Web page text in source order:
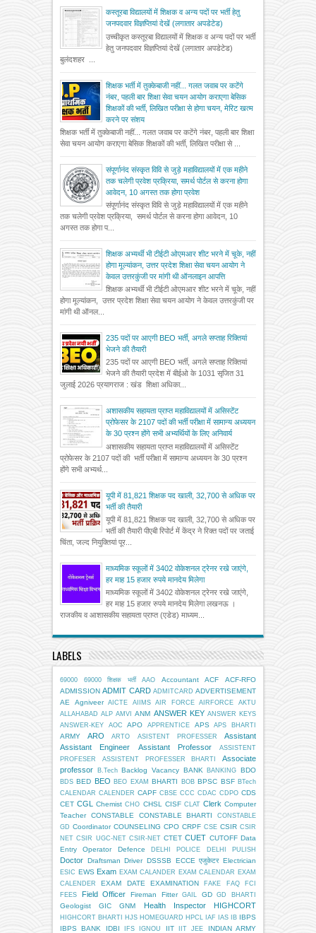
कस्तूरबा विद्यालयों में शिक्षक व अन्य पदों पर भर्ती हेतु
जनपदवार विज्ञप्तियां देखें (लगातार अपडेटेड)
उच्चीकृत कस्तूरबा विद्यालयों में शिक्षक व अन्य पदों पर भर्ती
हेतु जनपदवार विज्ञप्तियां देखें (लगातार अपडेटेड)
बुलंदशहर ...
शिक्षक भर्ती में तुक्केबाजी नहीं... गलत जवाब पर कटेंगे
नंबर, पहली बार शिक्षा सेवा चयन आयोग कराएगा बेसिक
शिक्षकों की भर्ती, लिखित परीक्षा से होगा चयन, मेरिट खत्म
करने पर संशय
शिक्षक भर्ती में तुक्केबाजी नहीं... गलत जवाब पर कटेंगे नंबर, पहली बार शिक्षा
सेवा चयन आयोग कराएगा बेसिक शिक्षकों की भर्ती, लिखित परीक्षा से ...
संपूर्णानंद संस्कृत विवि से जुड़े महाविद्यालयों में एक महीने
तक चलेगी प्रवेश प्रक्रिया, समर्थ पोर्टल से करना होगा
आवेदन, 10 अगस्त तक होगा प्रवेश
संपूर्णानंद संस्कृत विवि से जुड़े महाविद्यालयों में एक महीने
तक चलेगी प्रवेश प्रक्रिया, समर्थ पोर्टल से करना होगा आवेदन, 10
अगस्त तक होगा प...
शिक्षक अभ्यर्थी भी टीईटी ओएमआर शीट भरने में चूके, नहीं
होगा मूल्यांकन, उत्तर प्रदेश शिक्षा सेवा चयन आयोग ने
केवल उत्तरकुंजी पर मांगी थी ऑनलाइन आपत्ति
शिक्षक अभ्यर्थी भी टीईटी ओएमआर शीट भरने में चूके, नहीं
होगा मूल्यांकन, उत्तर प्रदेश शिक्षा सेवा चयन आयोग ने केवल उत्तरकुंजी पर
मांगी थी ऑनल...
235 पदों पर आएगी BEO भर्ती, अगले सप्ताह रिक्तियां
भेजने की तैयारी
235 पदों पर आएगी BEO भर्ती, अगले सप्ताह रिक्तियां
भेजने की तैयारी प्रदेश में बीईओ के 1031 सृजित 31
जुलाई 2026 प्रयागराज : खंड शिक्षा अधिका...
अशासकीय सहायता प्राप्त महाविद्यालयों में असिस्टेंट
प्रोफेसर के 2107 पदों की भर्ती परीक्षा में सामान्य अध्ययन
के 30 प्रश्न होंगे सभी अभ्यर्थियों के लिए अनिवार्य
अशासकीय सहायता प्राप्त महाविद्यालयों में असिस्टेंट
प्रोफेसर के 2107 पदों की भर्ती परीक्षा में सामान्य अध्ययन के 30 प्रश्न
होंगे सभी अभ्यर्थ...
यूपी में 81,821 शिक्षक पद खाली, 32,700 से अधिक पर
भर्ती की तैयारी
यूपी में 81,821 शिक्षक पद खाली, 32,700 से अधिक पर
भर्ती की तैयारी पीएबी रिपोर्ट में केंद्र ने रिक्त पदों पर जताई
चिंता, जल्द नियुक्तियां पूर...
माध्यमिक स्कूलों में 3402 वोकेशनल ट्रेनर रखे जाएंगे,
हर माह 15 हजार रुपये मानदेय मिलेगा
माध्यमिक स्कूलों में 3402 वोकेशनल ट्रेनर रखे जाएंगे,
हर माह 15 हजार रुपये मानदेय मिलेगा लखनऊ ।
राजकीय व आशासकीय सहायता प्राप्त (एडेड) माध्यम...
LABELS
69000 69000 शिक्षक भर्ती AAO Accountant ACF
ACF-RFO
ADMISSION ADMIT CARD ADMITCARD ADVERTISEMENT
AE
Agniveer AICTE AIIMS AIR FORCE AIRFORCE
AKTU
ALLAHABAD ALP AMVI ANM ANSWER KEY ANSWER KEYS
ANSWER-KEY
AOC APO APPRENTICE APS APS BHARTI
ARMY ARO ARTO ASISTENT PROFESSER
Assistant
Assistant Engineer
Assistant Professor
ASSISTENT
PROFESER
ASSISTENT PROFESSER BHARTI
Associate
professor
B.Tech Backlog Vacancy BANK BANKING BDO
BDS BED BEO BEO EXAM BHARTI BOB BPSC BSF BTech
CALENDAR CALENDER CAPF CBSE CCC CDAC CDPO CDS
CET CGL Chemist CHO CHSL CISF CLAT Clerk Computer
Teacher
CONSTABLE CONSTABLE BHARTI
CONSTABLE
GD Coordinator COUNSELING CPO CRPF CSE CSIR CSIR
NET CSIR UGC-NET CSIR-NET CTET CUET CUTOFF Data
Entry Operator
Defence DELHI POLICE DELHI PULISH
Doctor Draftsman Driver DSSSB ECCE एजुकेटर Electrician
ESIC EWS Exam EXAM CALANDER EXAM CALENDAR EXAM
CALENDER
EXAM DATE EXAMINATION FAKE FAQ
FCI
FEES
Field Officer Fireman Fitter GAIL GD GD BHARTI
Geologist GIC GNM Health Inspector HIGHCORT
HIGHCORT BHARTI HJS HOMEGUARD HPCL IAF IAS IB IBPS
IBPS BANK
IDBI IFS IGNOU IIT IIT JEE INDIAN ARMY